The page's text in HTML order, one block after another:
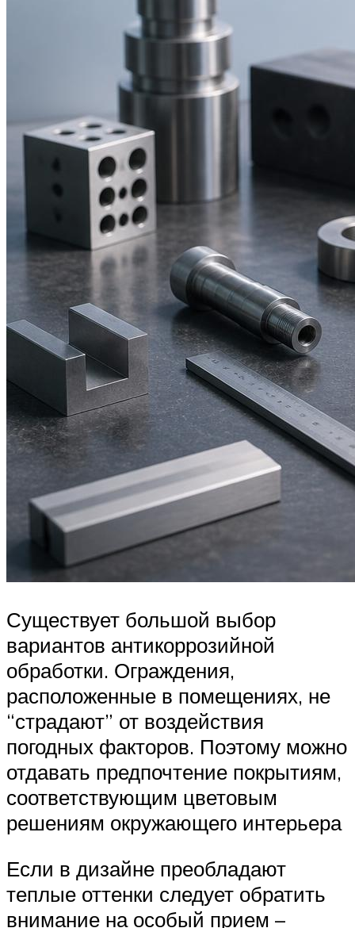
Существует большой выбор
вариантов антикоррозийной
обработки. Ограждения,
расположенные в помещениях, не
“страдают” от воздействия
погодных факторов. Поэтому можно
отдавать предпочтение покрытиям,
соответствующим цветовым
решениям окружающего интерьера
Если в дизайне преобладают
теплые оттенки следует обратить
внимание на особый прием –